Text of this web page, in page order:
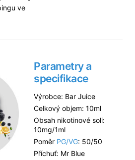
ve
Parametry a
specifikace
Výrobce: Bar Juice
Celkový objem: 10ml
Obsah nikotinové soli:
10mg/1ml
Poměr PG/VG: 50/50
Příchuť: Mr Blue